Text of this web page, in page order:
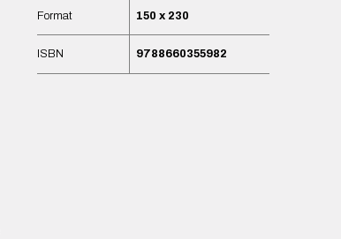
Format 150 x 230
ISBN 9788660355982